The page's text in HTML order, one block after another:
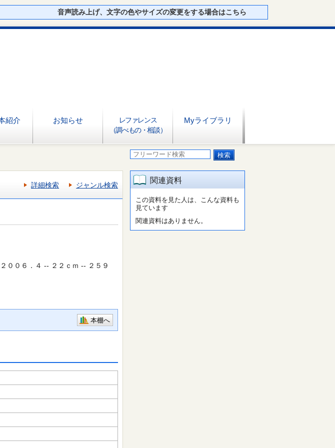
音声読み上げ、文字の色やサイズの変更をする場合はこちら
紹介 お知らせ
レファレンス
（調べもの・相談）
Myライブラリ
詳細検索 ジャンル検索
００６．４ -- ２２ｃｍ -- ２５９
本棚へ
関連資料
この資料を見た人は、こんな資料も
見ています
関連資料はありません。